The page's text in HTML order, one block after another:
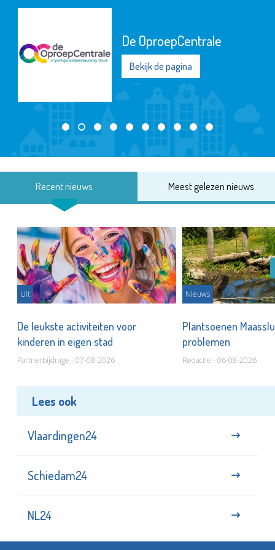
De OproepCentrale
Bekijk de pagina
Recent nieuws Meest gelezen nieuws
Uit
De leukste activiteiten voor
kinderen in eigen stad
Partnerbijdrage - 07-08-2026
Nieuws
Plantsoenen
problemen
Redactie - 06-08-2026
Lees ook
Vlaardingen24
Schiedam24
NL24